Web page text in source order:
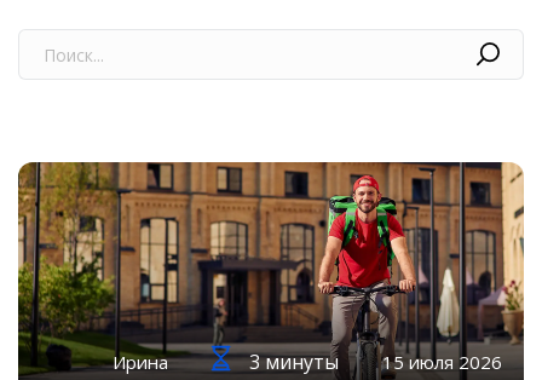
Ирина 3 минуты 15 июля 2026